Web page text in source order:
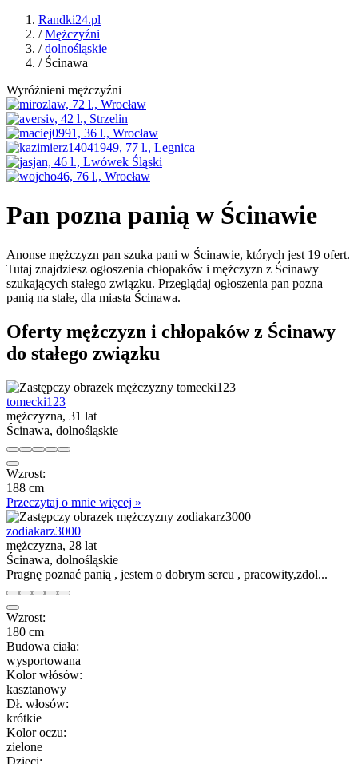
Randki24.pl
/Mężczyźni
/dolnośląskie
/ Ścinawa
Wyróżnieni mężczyźni
Pan pozna panią w Ścinawie
Anonse mężczyzn pan szuka pani w Ścinawie, których jest 19 ofert.
Tutaj znajdziesz ogłoszenia chłopaków i mężczyzn z Ścinawy
szukających stałego związku. Przeglądaj ogłoszenia pan pozna
panią na stałe, dla miasta Ścinawa.
Oferty mężczyzn i chłopaków z Ścinawy
do stałego związku
tomecki123
mężczyzna, 31 lat
Ścinawa, dolnośląskie
Wzrost:
188 cm
Przeczytaj o mnie więcej »
zodiakarz3000
mężczyzna, 28 lat
Ścinawa, dolnośląskie
Pragnę poznać panią , jestem o dobrym sercu , pracowity,zdol...
Wzrost:
180 cm
Budowa ciała:
wysportowana
Kolor włósów:
kasztanowy
Dł. włosów:
krótkie
Kolor oczu:
zielone
Dzieci: